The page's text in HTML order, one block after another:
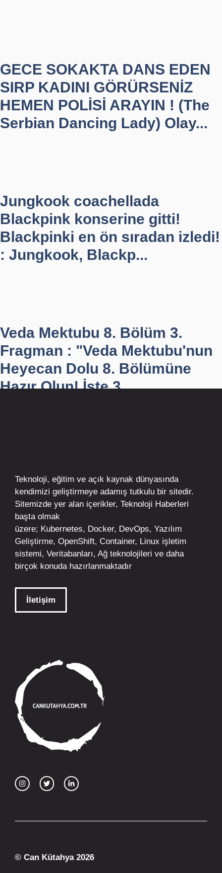
GECE SOKAKTA DANS EDEN
SIRP KADINI GÖRÜRSENİZ
HEMEN POLİSİ ARAYIN ! (The
Serbian Dancing Lady) Olay...
Jungkook coachellada
Blackpink konserine gitti!
Blackpinki en ön sıradan izledi!
: Jungkook, Blackp...
Veda Mektubu 8. Bölüm 3.
Fragman : "Veda Mektubu'nun
Heyecan Dolu 8. Bölümüne
Hazır Olun! İşte 3. ...
Teknoloji, eğitim ve açık kaynak dünyasında
kendimizi geliştirmeye adamış tutkulu bir sitedir.
Sitemizde yer alan içerikler, Teknoloji Haberleri
başta olmak
üzere; Kubernetes, Docker, DevOps, Yazılım
Geliştirme, OpenShift, Container, Linux işletim
sistemi, Veritabanları, Ağ teknolojileri ve daha
birçok konuda hazırlanmaktadır
İletişim
© Can Kütahya 2026